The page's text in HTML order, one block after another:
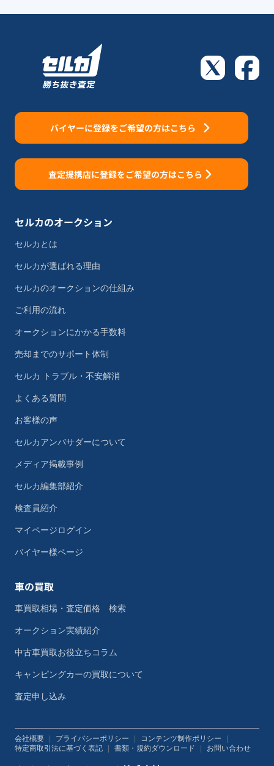
バイヤーに登録をご希望の方はこちら
査定提携店に登録をご希望の方はこちら
セルカのオークション
セルカとは
セルカが選ばれる理由
セルカのオークションの仕組み
ご利用の流れ
オークションにかかる手数料
売却までのサポート体制
セルカ トラブル・不安解消
よくある質問
お客様の声
セルカアンバサダーについて
メディア掲載事例
セルカ編集部紹介
検査員紹介
マイページログイン
バイヤー様ページ
車の買取
車買取相場・査定価格 検索
オークション実績紹介
中古車買取お役立ちコラム
キャンピングカーの買取について
査定申し込み
会社概要 プライバシーポリシー コンテンツ制作ポリシー
特定商取引法に基づく表記
書類・規約ダウンロード お問い合わせ